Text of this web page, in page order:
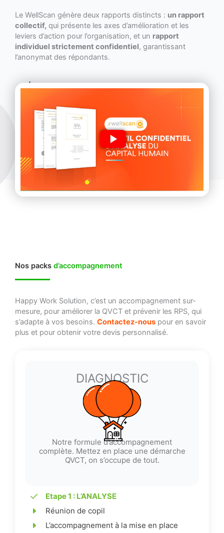
Le WellScan génère deux rapports distincts : un rapport
collectif, qui présente les axes d’amélioration et les
leviers d’action pour l’organisation, et un rapport
individuel strictement confidentiel, garantissant
l’anonymat des répondants.
DÉCOUVREZ NOTREOUTIL WELLSCAN
Nos packs d’accompagnement
Happy Work Solution, c’est un accompagnement sur-
mesure, pour améliorer la QVCT et prévenir les RPS, qui
s’adapte à vos besoins. Contactez-nous pour en savoir
plus et pour obtenir votre devis personnalisé.
DIAGNOSTIC
Notre formule d’accompagnement
complète. Mettez en place une démarche
QVCT, on s’occupe de tout.
Etape 1 : L’ANALYSE
Réunion de copil
L’accompagnement à la mise en place